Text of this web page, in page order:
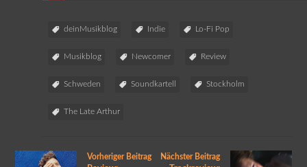
deinMusikblog Indie Lo-Fi Pop
Musikblog Newcomer Review
Schweden Soundkartell Stockholm
The Late Arthur
Vorheriger Beitrag Nächster Beitrag